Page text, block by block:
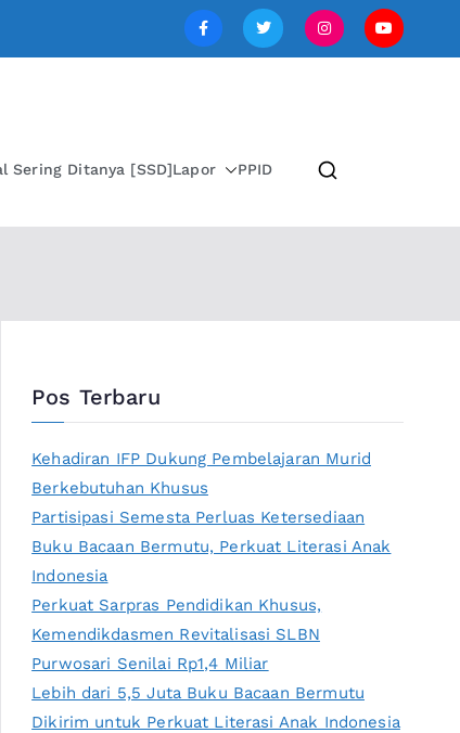
TENGAH
Sering Ditanya [SSD]Lapor PPID
Pos Terbaru
Kehadiran IFP Dukung Pembelajaran Murid
Berkebutuhan Khusus
Partisipasi Semesta Perluas Ketersediaan
Buku Bacaan Bermutu, Perkuat Literasi Anak
Indonesia
Perkuat Sarpras Pendidikan Khusus,
Kemendikdasmen Revitalisasi SLBN
Purwosari Senilai Rp1,4 Miliar
Lebih dari 5,5 Juta Buku Bacaan Bermutu
Dikirim untuk Perkuat Literasi Anak Indonesia